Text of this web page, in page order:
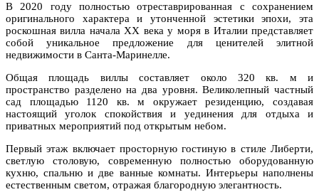
В 2020 году полностью отреставрированная с сохранением
оригинального характера и утонченной эстетики эпохи, эта
роскошная вилла начала XX века у моря в Италии представляет
собой уникальное предложение для ценителей элитной
недвижимости в Санта-Маринелле.
Общая площадь виллы составляет около 320 кв. м и
пространство разделено на два уровня. Великолепный частный
сад площадью 1120 кв. м окружает резиденцию, создавая
настоящий уголок спокойствия и уединения для отдыха и
приватных мероприятий под открытым небом.
Первый этаж включает просторную гостиную в стиле Либерти,
светлую столовую, современную полностью оборудованную
кухню, спальню и две ванные комнаты. Интерьеры наполнены
естественным светом, отражая благородную элегантность.